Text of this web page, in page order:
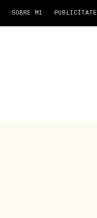
SOBRE MI PUBLICÍTATE